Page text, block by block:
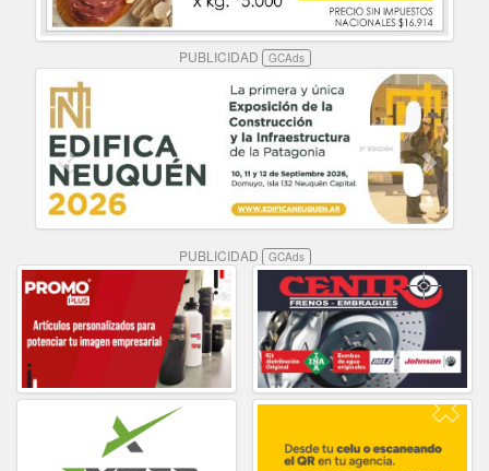
PUBLICIDAD GCAds
PUBLICIDAD GCAds